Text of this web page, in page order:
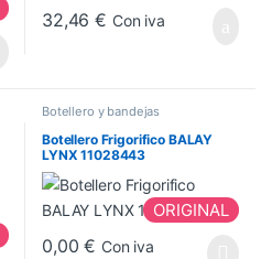
32,46€ Con iva
Botellero y bandejas
Botellero Frigorifico BALAY
LYNX 11028443
ORIGINAL
0,00€ Con iva